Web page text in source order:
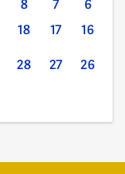
6
7
8
16
17
18
26
27
28